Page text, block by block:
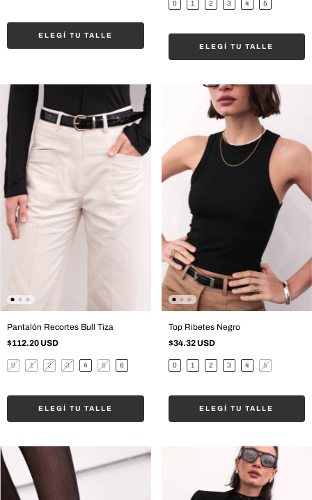
ELEGÍ TU TALLE
0 1 2 3 4 5
ELEGÍ TU TALLE
Pantalón Recortes Bull Tiza
$112.20 USD
0 1 2 3 4 5 6
ELEGÍ TU TALLE
Top Ribetes Negro
$34.32 USD
0 1 2 3 4 5
ELEGÍ TU TALLE